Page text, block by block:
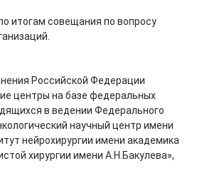
итогам совещания по вопросу
Российской Федерации
центры на базе федеральных
в ведении Федерального
научный центр имени
нейрохирургии имени академика
хирургии имени А.Н.Бакулева»,